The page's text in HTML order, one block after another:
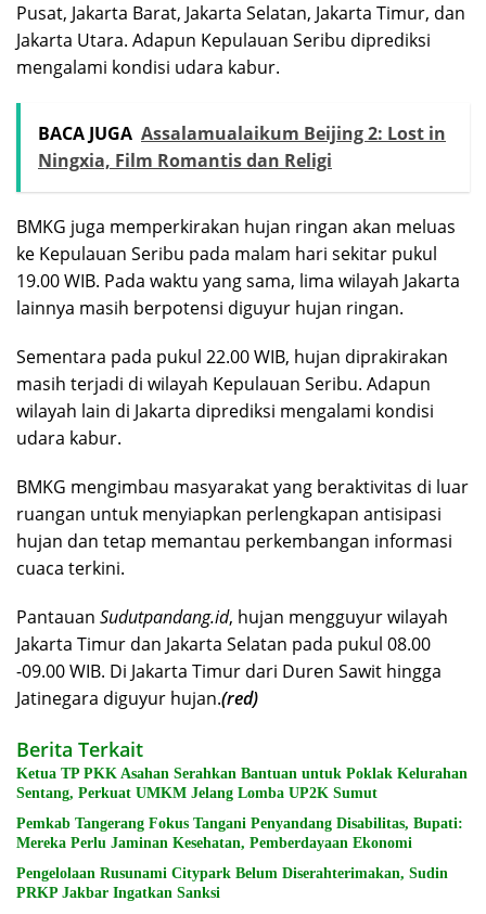
Pusat, Jakarta Barat, Jakarta Selatan, Jakarta Timur, dan
Jakarta Utara. Adapun Kepulauan Seribu diprediksi
mengalami kondisi udara kabur.
BACA JUGA Assalamualaikum Beijing 2: Lost in
Ningxia, Film Romantis dan Religi
BMKG juga memperkirakan hujan ringan akan meluas
ke Kepulauan Seribu pada malam hari sekitar pukul
19.00 WIB. Pada waktu yang sama, lima wilayah Jakarta
lainnya masih berpotensi diguyur hujan ringan.
Sementara pada pukul 22.00 WIB, hujan diprakirakan
masih terjadi di wilayah Kepulauan Seribu. Adapun
wilayah lain di Jakarta diprediksi mengalami kondisi
udara kabur.
BMKG mengimbau masyarakat yang beraktivitas di luar
ruangan untuk menyiapkan perlengkapan antisipasi
hujan dan tetap memantau perkembangan informasi
cuaca terkini.
Pantauan Sudutpandang.id, hujan mengguyur wilayah
Jakarta Timur dan Jakarta Selatan pada pukul 08.00
-09.00 WIB. Di Jakarta Timur dari Duren Sawit hingga
Jatinegara diguyur hujan.(red)
Berita Terkait
Ketua TP PKK Asahan Serahkan Bantuan untuk Poklak Kelurahan
Sentang, Perkuat UMKM Jelang Lomba UP2K Sumut
Pemkab Tangerang Fokus Tangani Penyandang Disabilitas, Bupati:
Mereka Perlu Jaminan Kesehatan, Pemberdayaan Ekonomi
Pengelolaan Rusunami Citypark Belum Diserahterimakan, Sudin
PRKP Jakbar Ingatkan Sanksi